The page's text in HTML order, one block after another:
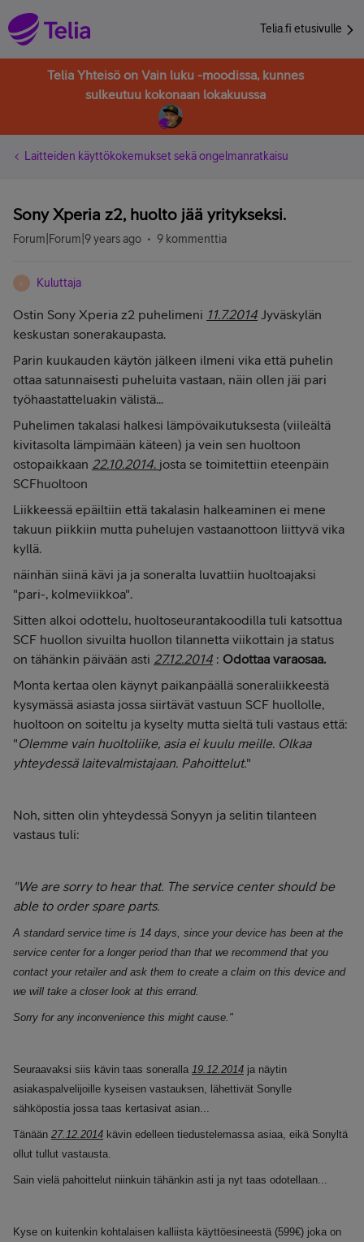
Telia.fi etusivulle
Telia Yhteisö on Vain luku -moodissa, kunnes
sulkeutuu kokonaan lokakuussa
Laitteiden käyttökokemukset sekä ongelmanratkaisu
Sony Xperia z2, huolto jää yritykseksi.
Forum|Forum|9 years ago 9 kommenttia
K Kuluttaja
Ostin Sony Xperia z2 puhelimeni 11.7.2014 Jyväskylän
keskustan sonerakaupasta.
Parin kuukauden käytön jälkeen ilmeni vika että puhelin
ottaa satunnaisesti puheluita vastaan, näin ollen jäi pari
työhaastatteluakin välistä...
Puhelimen takalasi halkesi lämpövaikutuksesta (viileältä
kivitasolta lämpimään käteen) ja vein sen huoltoon
ostopaikkaan 22.10.2014. josta se toimitettiin eteenpäin
SCFhuoltoon
Liikkeessä epäiltiin että takalasin halkeaminen ei mene
takuun piikkiin mutta puhelujen vastaanottoon liittyvä vika
kyllä.
näinhän siinä kävi ja ja soneralta luvattiin huoltoajaksi
"pari-, kolmeviikkoa".
Sitten alkoi odottelu, huoltoseurantakoodilla tuli katsottua
SCF huollon sivuilta huollon tilannetta viikottain ja status
on tähänkin päivään asti 27.12.2014 : Odottaa varaosaa.
Monta kertaa olen käynyt paikanpäällä soneraliikkeestä
kysymässä asiasta jossa siirtävät vastuun SCF huollolle,
huoltoon on soiteltu ja kyselty mutta sieltä tuli vastaus että:
"Olemme vain huoltoliike, asia ei kuulu meille. Olkaa
yhteydessä laitevalmistajaan. Pahoittelut."
Noh, sitten olin yhteydessä Sonyyn ja selitin tilanteen
vastaus tuli:
"We are sorry to hear that. The service center should be
able to order spare parts.
A standard service time is 14 days, since your device has been at the
service center for a longer period than that we recommend that you
contact your retailer and ask them to create a claim on this device and
we will take a closer look at this errand.
Sorry for any inconvenience this might cause."
Seuraavaksi siis kävin taas soneralla 19.12.2014 ja näytin
asiakaspalvelijoille kyseisen vastauksen, lähettivät Sonylle
sähköpostia jossa taas kertasivat asian...
Tänään 27.12.2014 kävin edelleen tiedustelemassa asiaa, eikä Sonyltä
ollut tullut vastausta.
Sain vielä pahoittelut niinkuin tähänkin asti ja nyt taas odotellaan...
Kyse on kuitenkin kohtalaisen kalliista käyttöesineestä (599€) joka on